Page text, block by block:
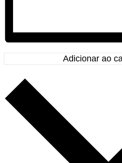
Adicionar ao